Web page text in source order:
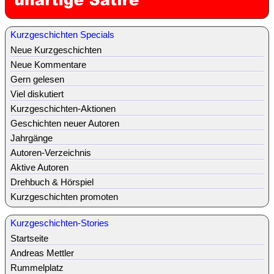
Kurzgeschichten Specials
Neue Kurzgeschichten
Neue Kommentare
Gern gelesen
Viel diskutiert
Kurzgeschichten-Aktionen
Geschichten neuer Autoren
Jahrgänge
Autoren-Verzeichnis
Aktive Autoren
Drehbuch & Hörspiel
Kurzgeschichten promoten
Kurzgeschichten-Stories
Startseite
Andreas Mettler
Rummelplatz